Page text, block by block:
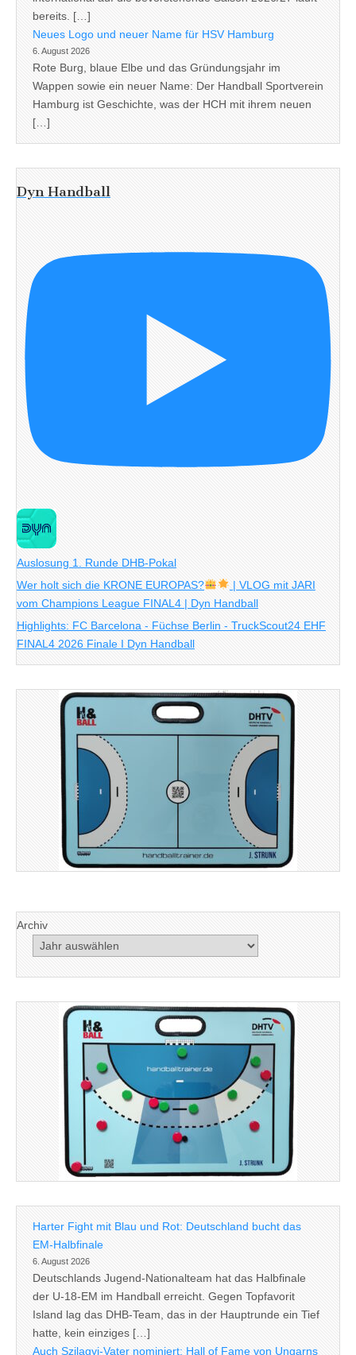
bereits. […]
Neues Logo und neuer Name für HSV Hamburg
6. August 2026
Rote Burg, blaue Elbe und das Gründungsjahr im
Wappen sowie ein neuer Name: Der Handball Sportverein
Hamburg ist Geschichte, was der HCH mit ihrem neuen
[…]
Dyn Handball
Auslosung 1. Runde DHB-Pokal
Wer holt sich die KRONE EUROPAS?
| VLOG mit JARI
vom Champions League FINAL4 | Dyn Handball
Highlights: FC Barcelona - Füchse Berlin - TruckScout24 EHF
FINAL4 2026 Finale I Dyn Handball
Archiv
Harter Fight mit Blau und Rot: Deutschland bucht das
EM-Halbfinale
6. August 2026
Deutschlands Jugend-Nationalteam hat das Halbfinale
der U-18-EM im Handball erreicht. Gegen Topfavorit
Island lag das DHB-Team, das in der Hauptrunde ein Tief
hatte, kein einziges […]
Auch Szilagyi-Vater nominiert: Hall of Fame von Ungarns